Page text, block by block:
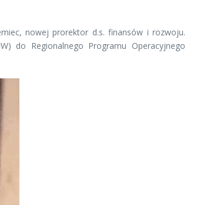
nowej prorektor d.s. finansów i rozwoju.
do Regionalnego Programu Operacyjnego